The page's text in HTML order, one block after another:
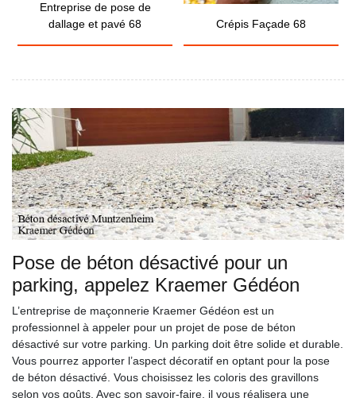
Entreprise de pose de
dallage et pavé 68
Crépis Façade 68
Pose de béton désactivé pour un
parking, appelez Kraemer Gédéon
L’entreprise de maçonnerie Kraemer Gédéon est un
professionnel à appeler pour un projet de pose de béton
désactivé sur votre parking. Un parking doit être solide et durable.
Vous pourrez apporter l’aspect décoratif en optant pour la pose
de béton désactivé. Vous choisissez les coloris des gravillons
selon vos goûts. Avec son savoir-faire, il vous réalisera une